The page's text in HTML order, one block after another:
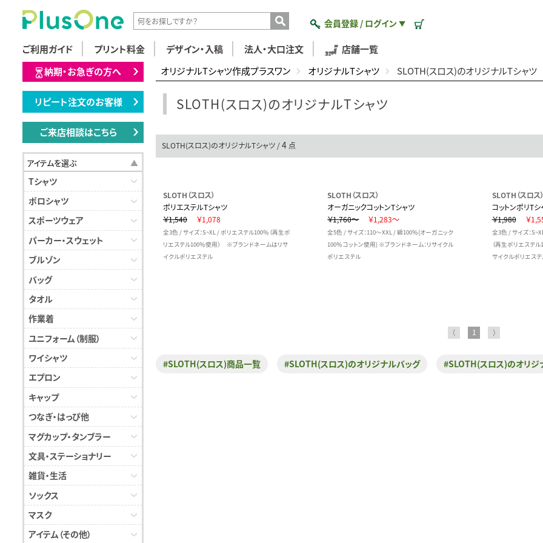
会員登録 / ログイン ▼
ご利用ガイド プリント料金 デザイン・入稿 法人・大口注文
店舗一覧
納期・お急ぎの方へ
リピート注文のお客様
ご来店相談はこちら
アイテムを選ぶ
Tシャツ
ポロシャツ
スポーツウェア
パーカー・スウェット
ブルゾン
バッグ
タオル
作業着
ユニフォーム（制服）
ワイシャツ
エプロン
キャップ
つなぎ・はっぴ他
マグカップ・タンブラー
文具・ステーショナリー
雑貨・生活
ソックス
マスク
アイテム（その他）
オリジナルTシャツ作成プラスワン オリジナルTシャツ SLOTH(スロス)のオリジナルTシャツ
SLOTH(スロス)のオリジナルTシャツ
SLOTH(スロス)のオリジナルTシャツ /4点
SLOTH（スロス）
ポリエステルTシャツ
￥1,540
￥1,078
全3色 / サイズ：S~XL / ポリエステル100％（再生ポ
リエステル100％使用） ※ブランドネームはリサ
イクルポリエステル
SLOTH（スロス）
オーガニックコットンTシャツ
￥1,760～
￥1,283～
全5色 / サイズ：110～XXL / 綿100％(オーガニック
100％コットン使用) ※ブランドネーム：リサイクル
ポリエステル
SLOTH（スロス）
コットンポリTシ
￥1,980
￥
全3色 / サイズ：
（再生ポリエステ
サイクルポリエステ
⟨ 1 ⟩
#SLOTH(スロス)商品一覧 #SLOTH(スロス)のオリジナルバッグ #SLOTH(スロス)のオリジ